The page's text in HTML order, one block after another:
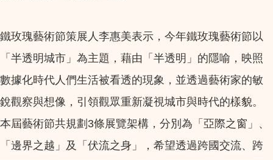
鐵玫瑰藝術節策展人李惠美表示，今年鐵玫瑰藝術節以
「半透明城市」為主題，藉由「半透明」的隱喻，映照
數據化時代人們生活被看透的現象，並透過藝術家的敏
銳觀察與想像，引領觀眾重新凝視城市與時代的樣貌。
本屆藝術節共規劃3條展覽架構，分別為「亞際之窗」、
「邊界之越」及「伏流之身」，希望透過跨國交流、跨